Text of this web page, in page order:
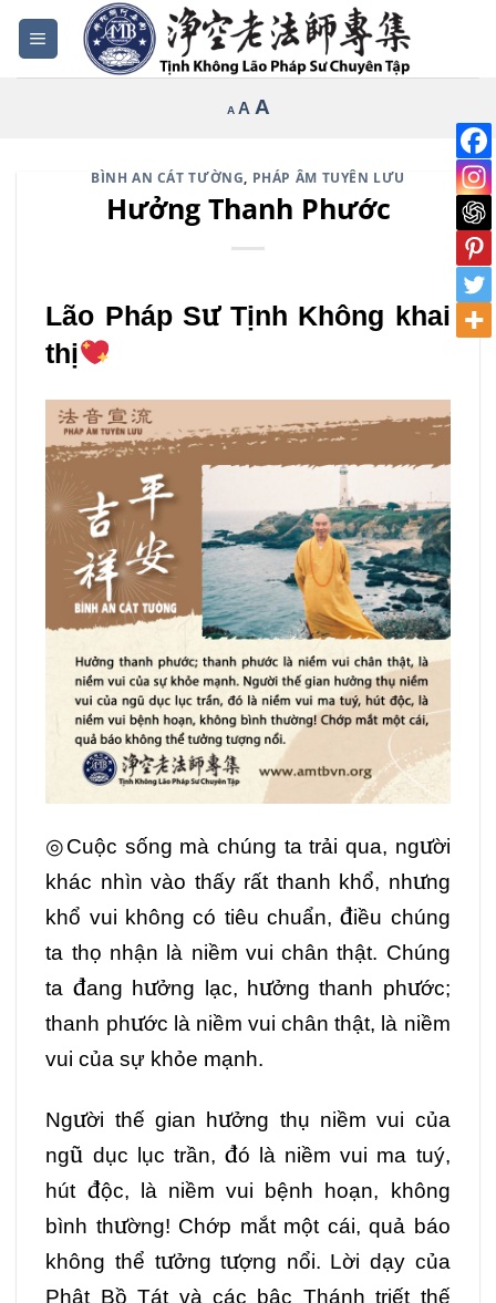
Bỏ
qua
nội
A Decrease
size.
AReset
size.
AIncrease
size.
BÌNH AN CÁT TƯỜNG, PHÁP ÂM TUYÊN LƯU
Hưởng Thanh Phước
Lão Pháp Sư Tịnh Không khai
thị
◎Cuộc sống mà chúng ta trải qua, người
khác nhìn vào thấy rất thanh khổ, nhưng
khổ vui không có tiêu chuẩn, điều chúng
ta thọ nhận là niềm vui chân thật. Chúng
ta đang hưởng lạc, hưởng thanh phước;
thanh phước là niềm vui chân thật, là niềm
vui của sự khỏe mạnh.
Người thế gian hưởng thụ niềm vui của
ngũ dục lục trần, đó là niềm vui ma tuý,
hút độc, là niềm vui bệnh hoạn, không
bình thường! Chớp mắt một cái, quả báo
không thể tưởng tượng nổi. Lời dạy của
Phật Bồ Tát và các bậc Thánh triết thế